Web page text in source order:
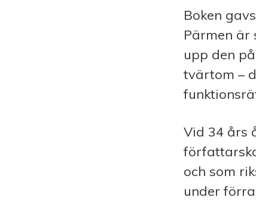
Boken
Pärmen är
upp den
tvärtom –
Vid 34 års
och som
under